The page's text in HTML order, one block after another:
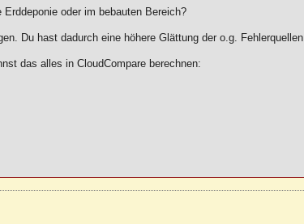
oder im bebauten Bereich?
Du hast dadurch eine höhere Glättung der o.g. Fehlerquellen.
das alles in CloudCompare berechnen: